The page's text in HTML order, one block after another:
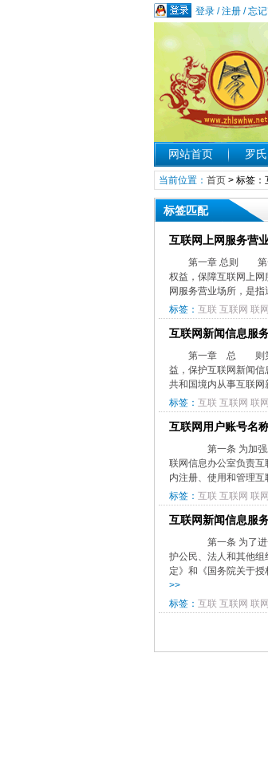
登录/注册/忘
网站首页 罗
当前位置： 首页> 标签：
标签匹配
互联网上网服务营
第一章 总则 第一
权益，保障互联网上
网服务营业场所，是
标签： 互联 互联网 联网
互联网新闻信息服
第一章 总 则第
益，保护互联网新闻
共和国境内从事互联
标签： 互联 互联网 联网
互联网用户账号名
第一条 为加强
联网信息办公室负责
内注册、使用和管理
标签： 互联 互联网 联网
互联网新闻信息服
第一条 为了进
护公民、法人和其他
定》和《国务院关于
>>
标签： 互联 互联网 联网